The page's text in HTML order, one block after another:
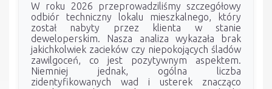
W roku 2026 przeprowadziliśmy szczegółowy
odbiór techniczny lokalu mieszkalnego, który
został nabyty przez klienta w stanie
deweloperskim. Nasza analiza wykazała brak
jakichkolwiek zacieków czy niepokojących śladów
zawilgoceń, co jest pozytywnym aspektem.
Niemniej jednak, ogólna liczba
zidentyfikowanych wad i usterek znacząco